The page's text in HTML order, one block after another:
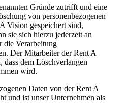
Gründe zutrifft und eine
von personenbezogenen
Vision gespeichert sind,
sie sich hierzu jederzeit an
die Verarbeitung
Der Mitarbeiter der Rent A
dem Löschverlangen
wird.
Daten von der Rent A
und ist unser Unternehmen als